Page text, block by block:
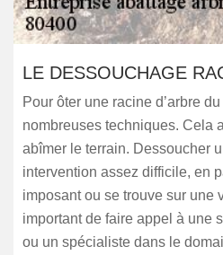
LE DESSOUCHAGE
Pour ôter une racine d’arbre
nombreuses techniques. Cela
abîmer le terrain. Dessoucher
intervention assez difficile, en
imposant ou se trouve sur une
important de faire appel à une
ou un spécialiste dans le